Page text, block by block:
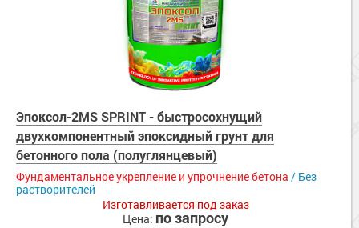
Эпоксол-2MS SPRINT - быстросохнущий
двухкомпонентный эпоксидный грунт для
бетонного пола (полуглянцевый)
Фундаментальное укрепление и упрочнение бетона / Без
растворителей
Изготавливается под заказ
Цена: по запросу